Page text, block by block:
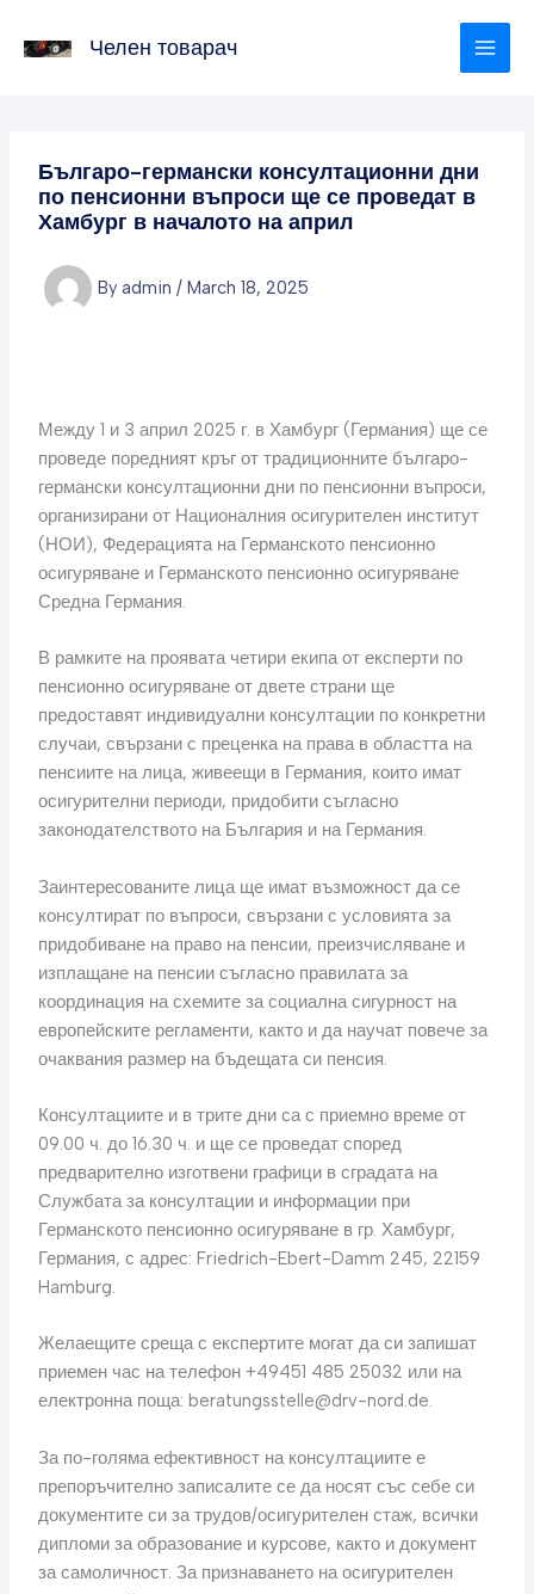
Челен товарач
Българо-германски консултационни дни
по пенсионни въпроси ще се проведат в
Хамбург в началото на април
By admin / March 18, 2025
Между 1 и 3 април 2025 г. в Хамбург (Германия) ще се
проведе поредният кръг от традиционните българо-
германски консултационни дни по пенсионни въпроси,
организирани от Националния осигурителен институт
(НОИ), Федерацията на Германското пенсионно
осигуряване и Германското пенсионно осигуряване
Средна Германия.
В рамките на проявата четири екипа от експерти по
пенсионно осигуряване от двете страни ще
предоставят индивидуални консултации по конкретни
случаи, свързани с преценка на права в областта на
пенсиите на лица, живеещи в Германия, които имат
осигурителни периоди, придобити съгласно
законодателството на България и на Германия.
Заинтересованите лица ще имат възможност да се
консултират по въпроси, свързани с условията за
придобиване на право на пенсии, преизчисляване и
изплащане на пенсии съгласно правилата за
координация на схемите за социална сигурност на
европейските регламенти, както и да научат повече за
очаквания размер на бъдещата си пенсия.
Консултациите и в трите дни са с приемно време от
09.00 ч. до 16.30 ч. и ще се проведат според
предварително изготвени графици в сградата на
Службата за консултации и информации при
Германското пенсионно осигуряване в гр. Хамбург,
Германия, с адрес: Friedrich-Ebert-Damm 245, 22159
Hamburg.
Желаещите среща с експертите могат да си запишат
приемен час на телефон +49451 485 25032 или на
електронна поща: beratungsstelle@drv-nord.de.
За по-голяма ефективност на консултациите е
препоръчително записалите се да носят със себе си
документите си за трудов/осигурителен стаж, всички
дипломи за образование и курсове, както и документ
за самоличност. За признаването на осигурителен